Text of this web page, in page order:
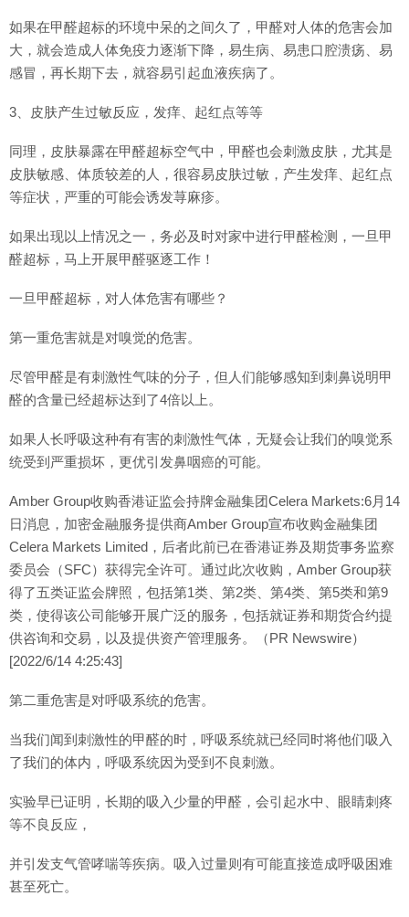
如果在甲醛超标的环境中呆的之间久了，甲醛对人体的危害会加
大，就会造成人体免疫力逐渐下降，易生病、易患口腔溃疡、易
感冒，再长期下去，就容易引起血液疾病了。
3、皮肤产生过敏反应，发痒、起红点等等
同理，皮肤暴露在甲醛超标空气中，甲醛也会刺激皮肤，尤其是
皮肤敏感、体质较差的人，很容易皮肤过敏，产生发痒、起红点
等症状，严重的可能会诱发荨麻疹。
如果出现以上情况之一，务必及时对家中进行甲醛检测，一旦甲
醛超标，马上开展甲醛驱逐工作！
一旦甲醛超标，对人体危害有哪些？
第一重危害就是对嗅觉的危害。
尽管甲醛是有刺激性气味的分子，但人们能够感知到刺鼻说明甲
醛的含量已经超标达到了4倍以上。
如果人长呼吸这种有有害的刺激性气体，无疑会让我们的嗅觉系
统受到严重损坏，更优引发鼻咽癌的可能。
Amber Group收购香港证监会持牌金融集团Celera Markets:6月14
日消息，加密金融服务提供商Amber Group宣布收购金融集团
Celera Markets Limited，后者此前已在香港证券及期货事务监察
委员会（SFC）获得完全许可。通过此次收购，Amber Group获
得了五类证监会牌照，包括第1类、第2类、第4类、第5类和第9
类，使得该公司能够开展广泛的服务，包括就证券和期货合约提
供咨询和交易，以及提供资产管理服务。（PR Newswire）
[2022/6/14 4:25:43]
第二重危害是对呼吸系统的危害。
当我们闻到刺激性的甲醛的时，呼吸系统就已经同时将他们吸入
了我们的体内，呼吸系统因为受到不良刺激。
实验早已证明，长期的吸入少量的甲醛，会引起水中、眼睛刺疼
等不良反应，
并引发支气管哮喘等疾病。吸入过量则有可能直接造成呼吸困难
甚至死亡。